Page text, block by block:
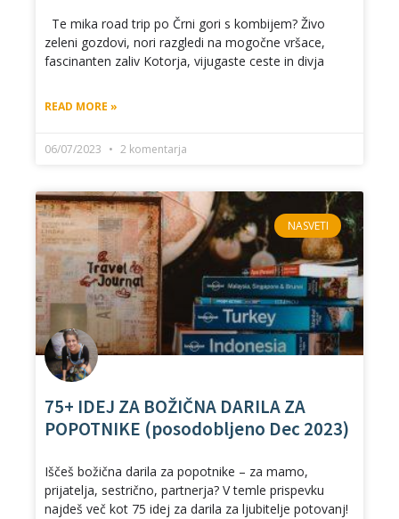
Te mika road trip po Črni gori s kombijem? Živo
zeleni gozdovi, nori razgledi na mogočne vršace,
fascinanten zaliv Kotorja, vijugaste ceste in divja
READ MORE »
06/07/2023 2 komentarja
NASVETI
75+ IDEJ ZA BOŽIČNA DARILA ZA
POPOTNIKE (posodobljeno Dec 2023)
Iščeš božična darila za popotnike – za mamo,
prijatelja, sestrično, partnerja? V temle prispevku
najdeš več kot 75 idej za darila za ljubitelje potovanj!